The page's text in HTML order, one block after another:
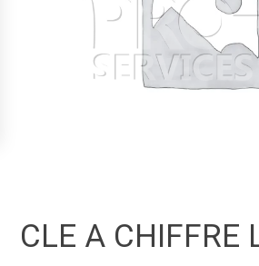
CLE A CHIFFRE